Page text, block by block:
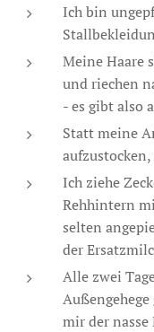
Ich bin
Meine Haare
und riechen
- es gibt also
Statt meine
Ich ziehe
Rehhintern
selten
der
Alle zwei
mir der nasse